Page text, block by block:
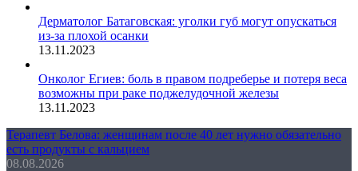
Дерматолог Батаговская: уголки губ могут опускаться
из-за плохой осанки
13.11.2023
Онколог Егиев: боль в правом подреберье и потеря веса
возможны при раке поджелудочной железы
13.11.2023
Терапевт Белова: женщинам после 40 лет нужно обязательно
есть продукты с кальцием
08.08.2026